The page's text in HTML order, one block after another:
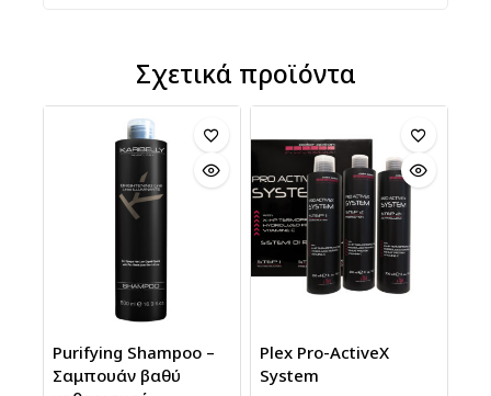
Σχετικά προϊόντα
Purifying Shampoo –
Σαμπουάν βαθύ
Plex Pro-ΑctiveX
System